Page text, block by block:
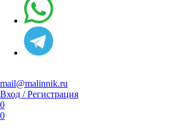
mail@malinnik.ru
Вход / Регистрация
0
0